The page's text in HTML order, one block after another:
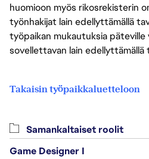
huomioon myös rikosrekisterin
työnhakijat lain edellyttämällä
työpaikan mukautuksia päteville
sovellettavan lain edellyttämällä
Takaisin työpaikkaluetteloon
Samankaltaiset roolit
Game Designer I